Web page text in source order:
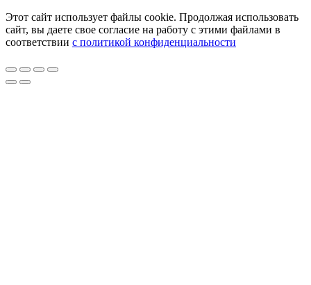
Этот сайт использует файлы cookie. Продолжая использовать
сайт, вы даете свое согласие на работу с этими файлами в
соответствии с политикой конфиденциальности